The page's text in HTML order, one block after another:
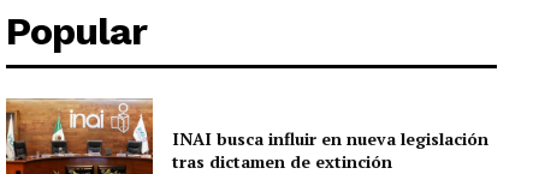
Popular
INAI busca influir en nueva legislación
tras dictamen de extinción